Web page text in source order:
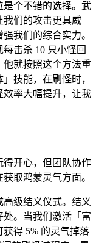
是个不错的选择。武
我们的攻击更具威
我们的综合实力。
击杀 10 只小怪回
他就按照这个方法重
技能，在刷怪时，
效率大幅提升，让我
得开心，但团队协作
取鸿蒙灵气方面。
级结义仪式。结义
。当我们激活「富
得 5% 的灵气掉落